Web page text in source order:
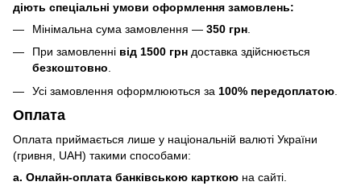
діють спеціальні умови оформлення замовлень:
Мінімальна сума замовлення — 350 грн
При замовленні від 1500 грн доставка здійснюється
безкоштовно.
Усі замовлення оформлюються за 100% передоплатою
Оплата
Оплата приймається лише у національній валюті України
(гривня, UAH) такими способами:
a. Онлайн-оплата банківською карткою на сайті.